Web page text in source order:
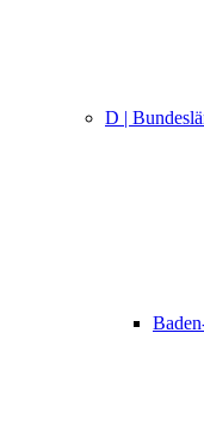
D |